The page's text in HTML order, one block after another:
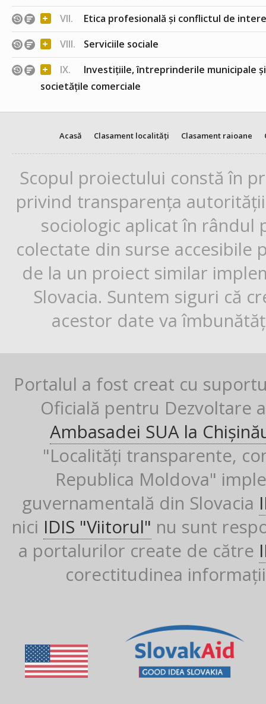
+ VII. Etica profesională și conflictul de
+ VIII. Serviciile sociale
+ IX.
Investițiile, întreprinderile municipale
societățile comerciale
Acasă Clasament localități Clasament raioane
Scopul proiectului constă în
privind transparența
sociologic aplicat în rândul
colectate din surse
de la un proiect similar
Slovacia. Suntem siguri că
acestor date va
Portalul a fost creat cu
Oficială pentru Dezvoltare
Ambasadei SUA la
"Localități transparente,
Republica Moldova"
guvernamentală din Slovacia
nici IDIS "Viitorul" nu sunt
a portalurilor create de către
corectitudinea